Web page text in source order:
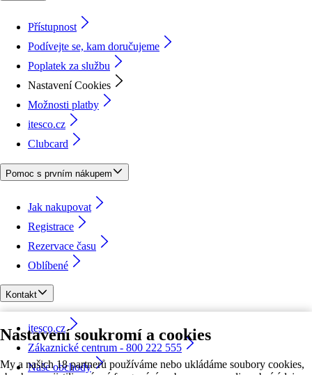
Nastavení soukromí a cookies
My a našich 18 partnerů používáme nebo ukládáme soubory cookies,
Přístupnost
Podívejte se, kam doručujeme
Poplatek za službu
Nastavení Cookies
Možnosti platby
itesco.cz
Clubcard
Pomoc s prvním nákupem
Jak nakupovat
Registrace
Rezervace času
Oblíbené
Kontakt
itesco.cz
Zákaznické centrum - 800 222 555
Naše obchody